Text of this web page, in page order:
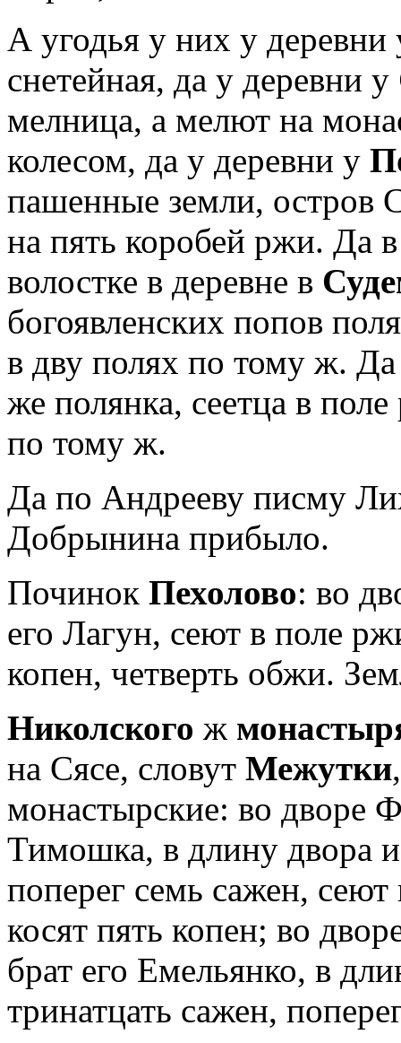
А угодья у них у
снетейная, да у деревни у
мелница, а мелют на
колесом, да у деревни у
пашенные земли, остров
на пять коробей ржи. Да
волостке в деревне в
богоявленских попов
в дву полях по тому ж.
же полянка, сеетца в
по тому ж.
Да по Андрееву писму
Добры­нина прибыло.
Починок Пехолово: во
его Лагун, сеют в поле
копен, четверть об­жи.
Николского ж
на Сясе, словут Межутки
монастырские: во дворе
Тимошка, в длину двора
поперег семь сажен,
косят пять копен; во
брат его Емельянко, в
тринатцать сажен,